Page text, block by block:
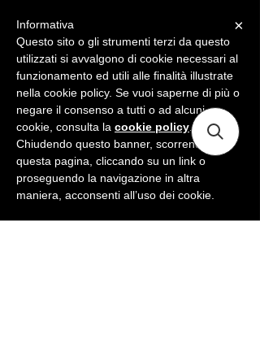
ME
NU
×
Informativa
Questo sito o gli strumenti terzi da questo
utilizzati si avvalgono di cookie necessari al
funzionamento ed utili alle finalità illustrate
nella cookie policy. Se vuoi saperne di più o
negare il consenso a tutti o ad alcuni
cookie, consulta la cookie policy.
Chiudendo questo banner, scorrendo
questa pagina, cliccando su un link o
proseguendo la navigazione in altra
maniera, acconsenti all’uso dei cookie.